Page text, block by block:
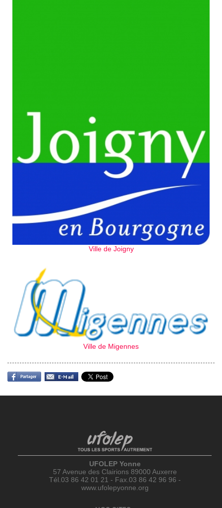
Ville de Joigny
Ville de Migennes
UFOLEP Yonne
57 Avenue des Clairions 89000 Auxerre
Tél.03 86 42 01 21 - Fax.03 86 42 96 96 -
www.ufolepyonne.org